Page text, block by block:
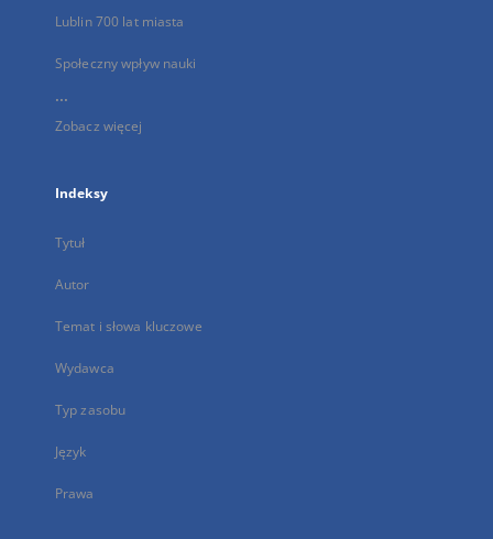
Lublin 700 lat miasta
Społeczny wpływ nauki
...
Zobacz więcej
Indeksy
Tytuł
Autor
Temat i słowa kluczowe
Wydawca
Typ zasobu
Język
Prawa